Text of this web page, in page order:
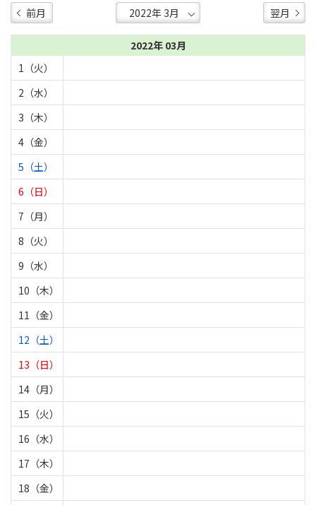
前月 翌月
2022年 03月
1（火）
2（水）
3（木）
4（金）
5（土）
6（日）
7（月）
8（火）
9（水）
10（木）
11（金）
12（土）
13（日）
14（月）
15（火）
16（水）
17（木）
18（金）